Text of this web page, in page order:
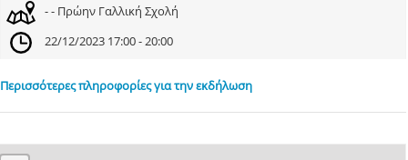
- - Πρώην Γαλλική Σχολή
22/12/2023 17:00 - 20:00
Περισσότερες πληροφορίες για την εκδήλωση